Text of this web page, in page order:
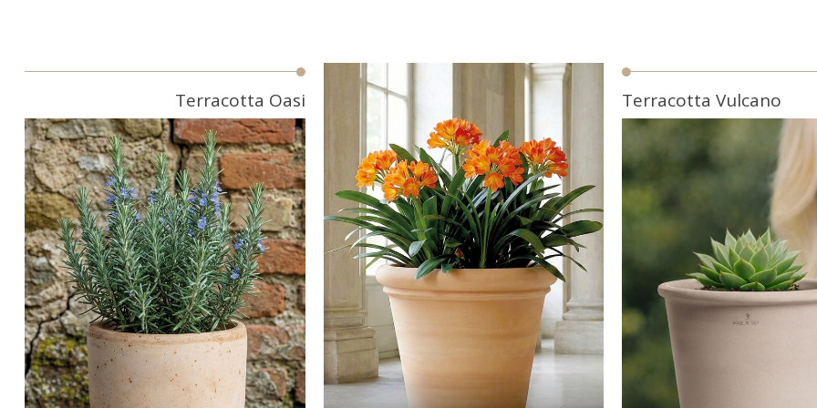
Terracotta Oasi
Coming Soon
Coming Soon
Terracotta Vulcano
Coming